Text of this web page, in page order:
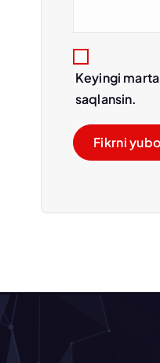
Keyingi
saqlansin.